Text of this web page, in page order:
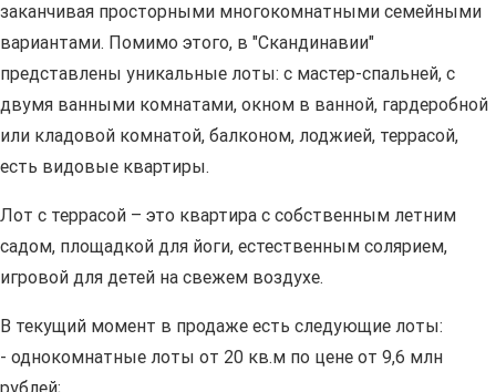
заканчивая просторными многокомнатными семейными
вариантами. Помимо этого, в "Скандинавии"
представлены уникальные лоты: с мастер-спальней, с
двумя ванными комнатами, окном в ванной, гардеробной
или кладовой комнатой, балконом, лоджией, террасой,
есть видовые квартиры.
Лот с террасой – это квартира с собственным летним
садом, площадкой для йоги, естественным солярием,
игровой для детей на свежем воздухе.
В текущий момент в продаже есть следующие лоты:
- однокомнатные лоты от 20 кв.м по цене от 9,6 млн